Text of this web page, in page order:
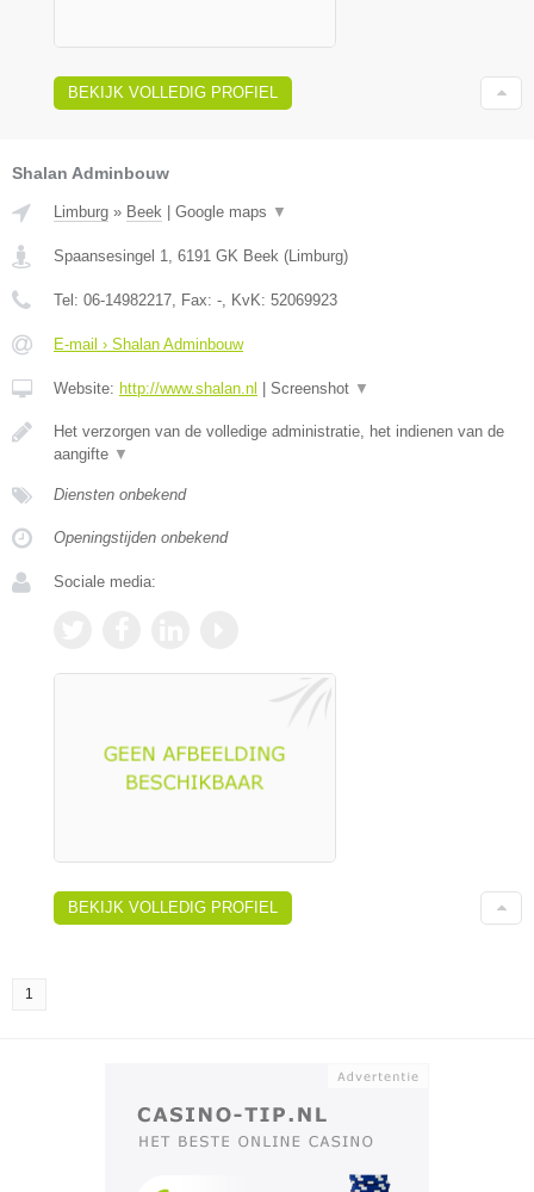
BEKIJK VOLLEDIG PROFIEL
Shalan Adminbouw
Limburg » Beek Google maps ▼
Spaansesingel 1, 6191 GK Beek (Limburg)
Tel: 06-14982217, Fax: -, KvK: 52069923
E-mail › Shalan Adminbouw
Website: http://www.shalan.nl Screenshot ▼
Het verzorgen van de volledige administratie, het indienen van de
aangifte ▼
Diensten onbekend
Openingstijden onbekend
Sociale media:
BEKIJK VOLLEDIG PROFIEL
1